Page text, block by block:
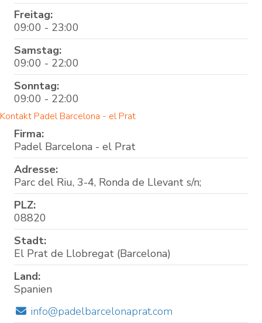
Freitag:
09:00 - 23:00
Samstag:
09:00 - 22:00
Sonntag:
09:00 - 22:00
Kontakt Padel Barcelona - el Prat
Firma:
Padel Barcelona - el Prat
Adresse:
Parc del Riu, 3-4, Ronda de Llevant s/n;
PLZ:
08820
Stadt:
El Prat de Llobregat (Barcelona)
Land:
Spanien
info@padelbarcelonaprat.com